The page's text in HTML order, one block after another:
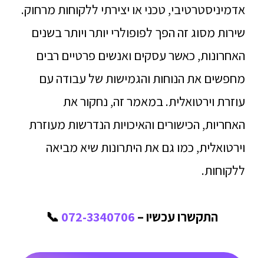
אדמיניסטרטיבי, טכני או יצירתי ללקוחות מרחוק.
שירות מסוג זה הפך לפופולרי יותר ויותר בשנים
האחרונות, כאשר עסקים ואנשים פרטיים רבים
מחפשים את הנוחות והגמישות של עבודה עם
עוזרת וירטואלית. במאמר זה, נחקור את
האחריות, הכישורים והאיכויות הנדרשות מעוזרת
וירטואלית, כמו גם את היתרונות שיא מביאה
ללקוחות.
התקשרו עכשיו – 072-3340706
📞